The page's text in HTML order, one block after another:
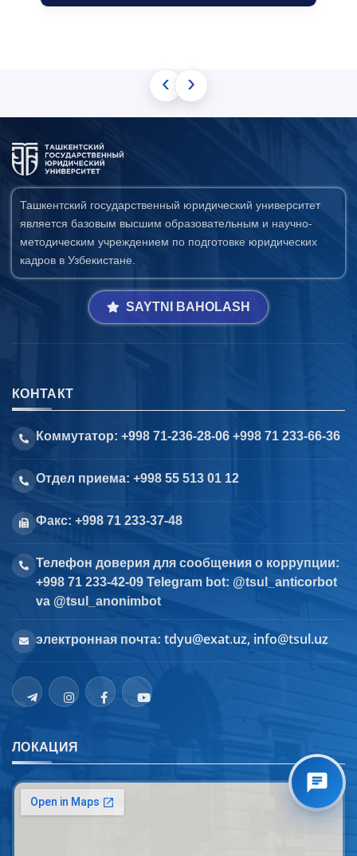
‹ ›
Ташкентский государственный юридический университет
является базовым высшим образовательным и научно-
методическим учреждением по подготовке юридических
кадров в Узбекистане.
SAYTNI BAHOLASH
КОНТАКТ
Коммутатор: +998 71-236-28-06 +998 71 233-66-36
Отдел приема: +998 55 513 01 12
Факс: +998 71 233-37-48
Телефон доверия для сообщения о коррупции:
+998 71 233-42-09 Telegram bot: @tsul_anticorbot
va @tsul_anonimbot
электронная почта: tdyu@exat.uz, info@tsul.uz
ЛОКАЦИЯ